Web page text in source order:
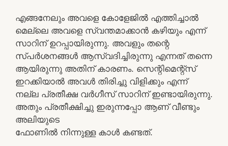
എങ്ങനേലും അവളെ കോളേജിൽ എത്തിച്ചാൽ
മെല്ലെ അവളെ സ്വന്തമാക്കാൻ കഴിയും എന്ന്
സാറിന് ഉറപ്പായിരുന്നു. അവളും തന്റെ
സ്പർശനങ്ങൾ ആസ്വദിച്ചിരുന്നു എന്നത് തന്നെ
ആയിരുന്നു അതിന് കാരണം. സെന്റിമെന്റ്സ്
ഇറക്കിയാൽ അവൾ തിരിച്ചു വിളിക്കും എന്ന്
നല്ല പ്രതീക്ഷ വർഗീസ് സാറിന് ഇണ്ടായിരുന്നു.
അതും പ്രതീക്ഷിച്ചു ഇരുന്നപ്പോ ആണ് വീണ്ടും
അലിയുടെ
ഫോണിൽ നിന്നുള്ള കാൾ കണ്ടത്.